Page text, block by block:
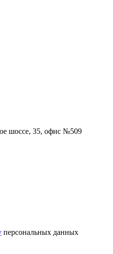
шоссе, 35, офис №509
персональных данных